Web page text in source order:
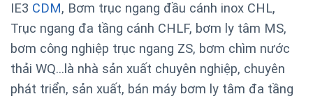
IE3 CDM, Bơm trục ngang đầu cánh inox CHL,
Trục ngang đa tầng cánh CHLF, bơm ly tâm MS,
bơm công nghiệp trục ngang ZS, bơm chìm nước
thải WQ…là nhà sản xuất chuyên nghiệp, chuyên
phát triển, sản xuất, bán máy bơm ly tâm đa tầng